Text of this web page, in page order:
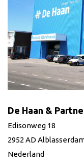
De Haan &
Edisonweg 18
2952 AD
Nederland